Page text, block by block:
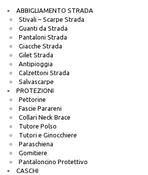
ABBIGLIAMENTO STRADA
Stivali – Scarpe Strada
Guanti da Strada
Pantaloni Strada
Giacche Strada
Gilet Strada
Antipioggia
Calzettoni Strada
Salvascarpe
PROTEZIONI
Pettorine
Fascie Parareni
Collari Neck Brace
Tutore Polso
Tutori e Ginocchiere
Paraschiena
Gomitiere
Pantaloncino Protettivo
CASCHI